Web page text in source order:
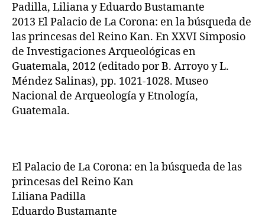
Padilla, Liliana y Eduardo Bustamante
2013 El Palacio de La Corona: en la búsqueda de
las princesas del Reino Kan. En XXVI Simposio
de Investigaciones Arqueológicas en
Guatemala, 2012 (editado por B. Arroyo y L.
Méndez Salinas), pp. 1021-1028. Museo
Nacional de Arqueología y Etnología,
Guatemala.
El Palacio de La Corona: en la búsqueda de las
princesas del Reino Kan
Liliana Padilla
Eduardo Bustamante